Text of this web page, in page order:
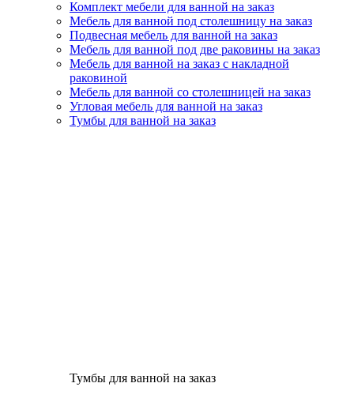
Комплект мебели для ванной на заказ
Мебель для ванной под столешницу на заказ
Подвесная мебель для ванной на заказ
Мебель для ванной под две раковины на заказ
Мебель для ванной на заказ с накладной
раковиной
Мебель для ванной со столешницей на заказ
Угловая мебель для ванной на заказ
Тумбы для ванной на заказ
Тумбы для ванной на заказ